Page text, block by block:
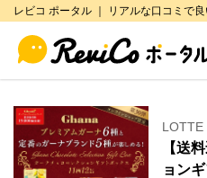
レビコ ポータル ｜ リアルな口コミで
LOTTE
【送
ョン